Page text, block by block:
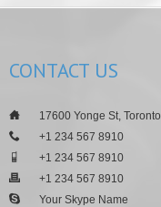
CONTACT US
17600 Yonge St, Toronto
+1 234 567 8910
+1 234 567 8910
+1 234 567 8910
Your Skype Name